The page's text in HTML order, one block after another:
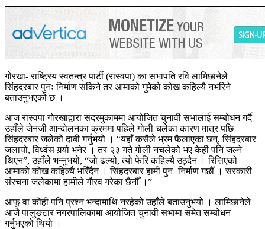
गोरखा- राष्ट्रिय स्वतन्त्र पार्टी (रास्वपा) का सभापति रवि लामिछानेले
सिंहदरबार पुनः निर्माण सकिने तर आमाको गुमेको कोख कहिल्यै नभरिने
बताउनुभएको छ ।
आज रास्वपा गोरखाद्वारा सदरमुकाममा आयोजित चुनावी सभालाई सम्बोधन गर्दै
उहाँले जेनजी आन्दोलनका क्रममा पहिले गोली चलेका कारण मात्र पछि
सिंहदरबार जलेको दाबी गर्नुभयो । “यहाँ कसैले भ्रम फैलाएका छन्, सिंहदरबार
जलायो, विध्वंस गर्‍यो भनेर । तर २३ गते गोली नचलेको भए केही पनि जल्ने
थिएन”, उहाँले भन्नुभयो, “जो ढल्यो, त्यो फेरि कहिल्यै उठ्दैन । रित्तिएको
आमाको कोख कहिल्यै भरिँदैन । सिंहदरबार हामी पुनः निर्माण गर्छौँ । सरकारी
संरचना जलेकामा हामीले गौरव गरेका छैनौँ ।”
आफू वा कोही पनि प्रश्न भन्दामाथि नरहेको उहाँले बताउनुभयो । लामिछानेले
आजै पालुङटार नगरपालिकामा आयोजित चुनावी सभामा समेत सम्बोधन
गर्नुभएको थियो ।